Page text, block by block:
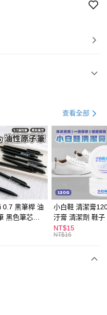
費
查看全部
0.7 黑筆桿 油
黑色筆芯
小白鞋 清潔膏
汙膏 清潔劑 鞋子
漬 白皮鞋 鞋油
NT$15
NT$16